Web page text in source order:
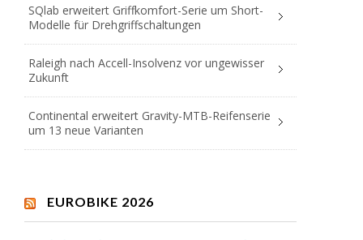
SQlab erweitert Griffkomfort-Serie um Short-
Modelle für Drehgriffschaltungen
Raleigh nach Accell-Insolvenz vor ungewisser
Zukunft
Continental erweitert Gravity-MTB-Reifenserie
um 13 neue Varianten
EUROBIKE 2026